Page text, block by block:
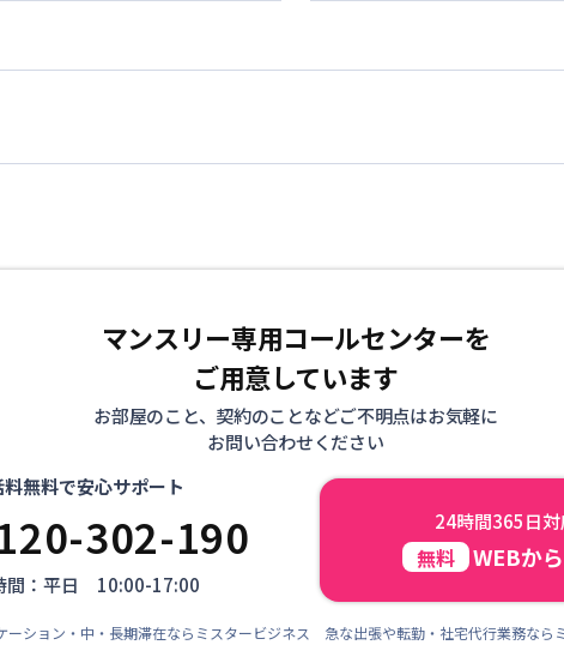
マンスリー専用コールセンターを
ご用意しています
お部屋のこと、契約のことなどご不明点はお気軽に
お問い合わせください
無料で安心サポート
302-190
間：平日 10:00-17:00
24時間365日
無料 WEBか
ーション・中・長期滞在ならミスタービジネス 急な出張や転勤・社宅代行業務なら